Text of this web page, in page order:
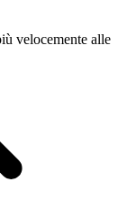
velocemente alle